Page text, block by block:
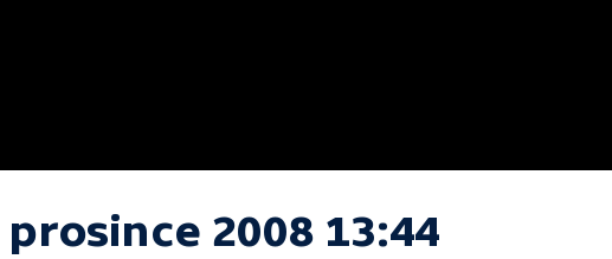
prosince 2008 13:44